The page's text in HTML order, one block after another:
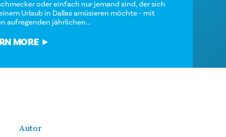
Feinschmecker oder einfach nur jemand sind, der sich
bei seinem Urlaub in Dallas amüsieren möchte - mit
diesen aufregenden jährlichen...
LEARN MORE
Autor